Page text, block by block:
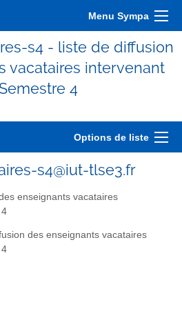
Menu Sympa
s4 - liste de diffusion
vacataires intervenant
4
Options de liste
s4@iut-tlse3.fr
enseignants vacataires
des enseignants vacataires